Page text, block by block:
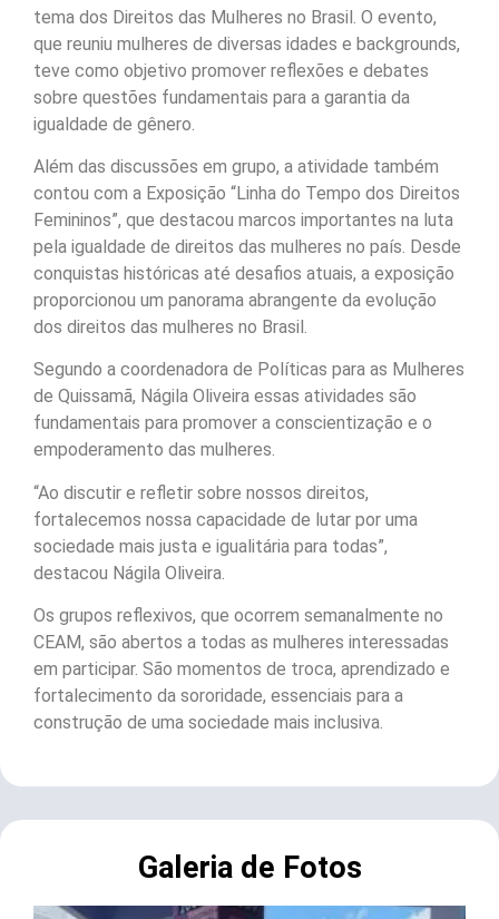
tema dos Direitos das Mulheres no Brasil. O evento,
que reuniu mulheres de diversas idades e backgrounds,
teve como objetivo promover reflexões e debates
sobre questões fundamentais para a garantia da
igualdade de gênero.
Além das discussões em grupo, a atividade também
contou com a Exposição “Linha do Tempo dos Direitos
Femininos”, que destacou marcos importantes na luta
pela igualdade de direitos das mulheres no país. Desde
conquistas históricas até desafios atuais, a exposição
proporcionou um panorama abrangente da evolução
dos direitos das mulheres no Brasil.
Segundo a coordenadora de Políticas para as Mulheres
de Quissamã, Nágila Oliveira essas atividades são
fundamentais para promover a conscientização e o
empoderamento das mulheres.
“Ao discutir e refletir sobre nossos direitos,
fortalecemos nossa capacidade de lutar por uma
sociedade mais justa e igualitária para todas”,
destacou Nágila Oliveira.
Os grupos reflexivos, que ocorrem semanalmente no
CEAM, são abertos a todas as mulheres interessadas
em participar. São momentos de troca, aprendizado e
fortalecimento da sororidade, essenciais para a
construção de uma sociedade mais inclusiva.
Galeria de Fotos